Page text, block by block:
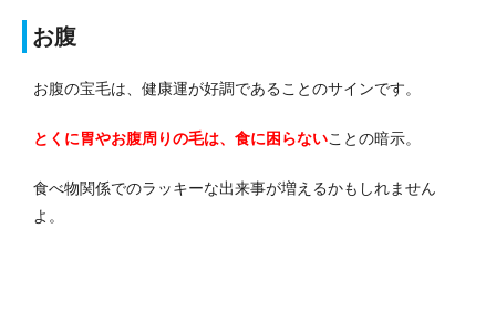
お腹
お腹の宝毛は、健康運が好調であることのサインです。
とくに胃やお腹周りの毛は、食に困らないことの暗示。
食べ物関係でのラッキーな出来事が増えるかもしれません
よ。